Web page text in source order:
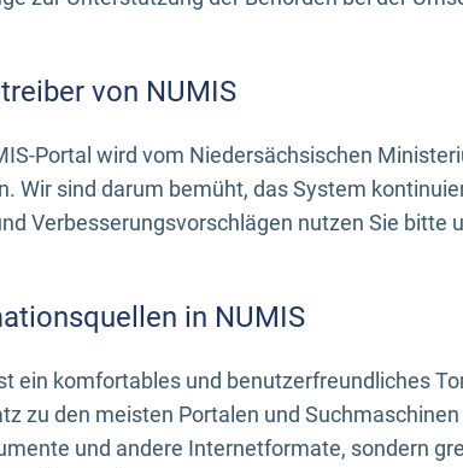
von NUMIS
Portal wird vom Niedersächsischen
Wir sind darum bemüht, das System
Verbesserungsvorschlägen nutzen Sie bitte
in NUMIS
ein komfortables und benutzerfreundliches
zu den meisten Portalen und
und andere Internetformate, sondern